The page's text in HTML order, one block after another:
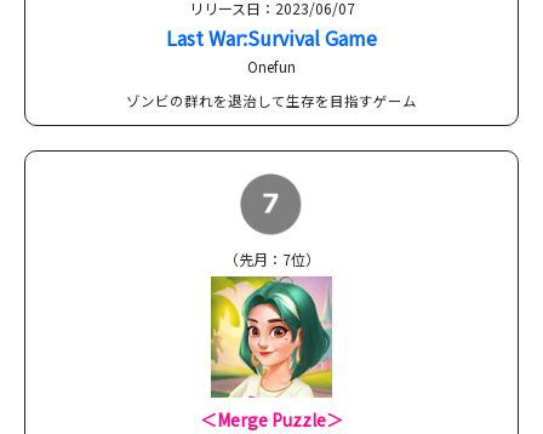
リリース日：2023/06/07
Last War:Survival Game
Onefun
ゾンビの群れを退治して生存を目指すゲーム
（先月：7位）
＜Merge Puzzle＞